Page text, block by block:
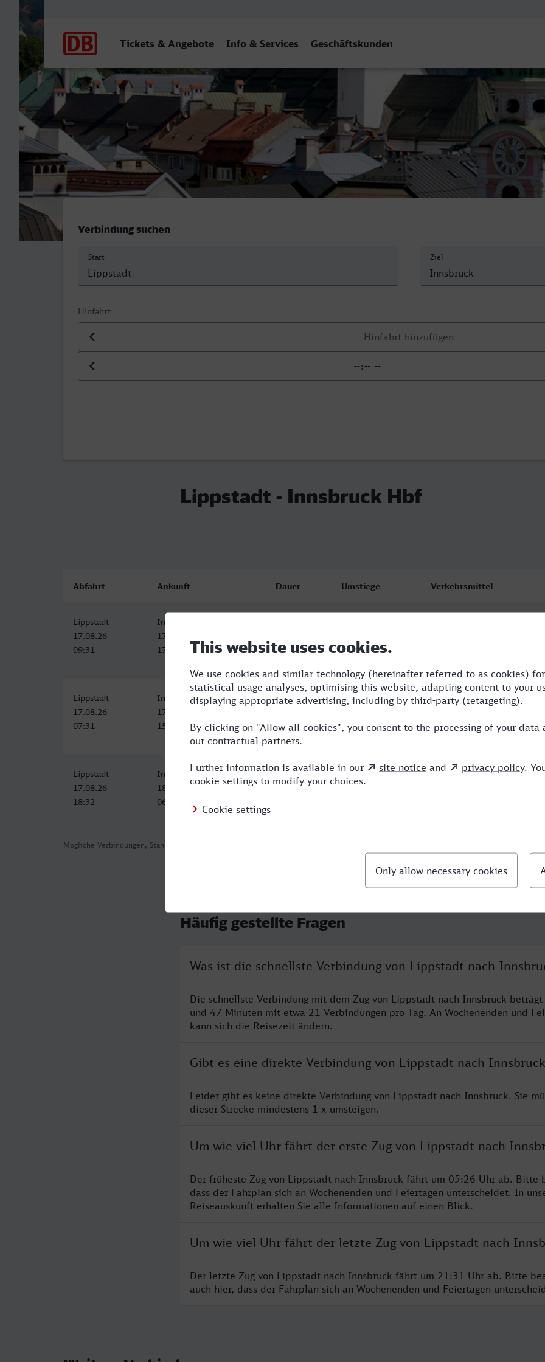
Tickets & Angebote Info & Services Geschäftskunden
Lippstadt - Innsbruck Hbf
Verbindung suchen
Start Ziel
Hinfahrt
Datum der Hinfahrt
Uhrzeit der Hinfahrt
Lippstadt - Innsbruck Hbf
Mögliche Verbindungen, Stand: 2026-08-03 03:47
Abfahrt Ankunft Dauer Umstiege Verkehrsmittel
Lippstadt
17.08.26
09:31
Innsbruck Hbf
17.08.26
17:18
Lippstadt
17.08.26
07:31
Innsbruck Hbf
17.08.26
15:18
7:47 2 RJ,NX,ICE
Lippstadt
17.08.26
18:32
Innsbruck Hbf
18.08.26
06:40
12:08 4 BRB,REX,NX,ICE
Häufig gestellte Fragen
Was ist die schnellste Verbindung von Lippstadt nach
Die schnellste Verbindung mit dem Zug von Lippstadt nach Innsbruck beträgt
und 47 Minuten mit etwa 21 Verbindungen pro Tag. An Wochenenden und
kann sich die Reisezeit ändern.
Gibt es eine direkte Verbindung von Lippstadt nach
Leider gibt es keine direkte Verbindung von Lippstadt nach Innsbruck. Sie
dieser Strecke mindestens 1 x umsteigen.
Um wie viel Uhr fährt der erste Zug von Lippstadt nach
Der früheste Zug von Lippstadt nach Innsbruck fährt um 05:26 Uhr ab. Bitte
dass der Fahrplan sich an Wochenenden und Feiertagen unterscheidet. In
Reiseauskunft erhalten Sie alle Informationen auf einen Blick.
Um wie viel Uhr fährt der letzte Zug von Lippstadt nach
Der letzte Zug von Lippstadt nach Innsbruck fährt um 21:31 Uhr ab. Bitte
auch hier, dass der Fahrplan sich an Wochenenden und Feiertagen